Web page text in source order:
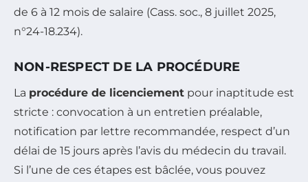
de 6 à 12 mois de salaire (Cass. soc., 8 juillet 2025,
n°24-18.234).
NON-RESPECT DE LA PROCÉDURE
La procédure de licenciement pour inaptitude est
stricte : convocation à un entretien préalable,
notification par lettre recommandée, respect d’un
délai de 15 jours après l’avis du médecin du travail.
Si l’une de ces étapes est bâclée, vous pouvez